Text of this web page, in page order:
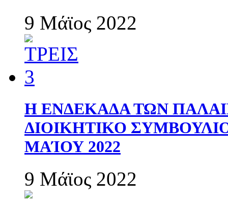
9 Μάϊος 2022
Η ΕΝΔΕΚΑΔΑ ΤΩΝ
ΔΙΟΙΚΗΤΙΚΟ
ΜΑΊΟΥ 2022
9 Μάϊος 2022